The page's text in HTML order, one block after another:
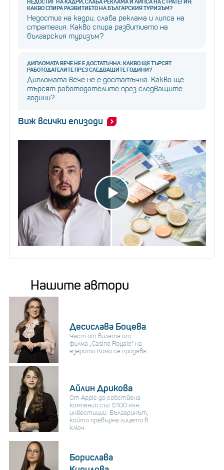
НЕДОСТИГ НА КАДРИ, СЛАБА РЕКЛАМА И ЛИПСА НА СТРАТЕГИЯ:
КАКВО СПИРА РАЗВИТИЕТО НА БЪЛГАРСКИЯ ТУРИЗЪМ?
Недостиг на кадри, слаба реклама и липса на
стратегия: Какво спира развитието на
българския туризъм?
ДИПЛОМАТА ВЕЧЕ НЕ Е ДОСТАТЪЧНА: КАКВО ЩЕ ТЪРСЯТ
РАБОТОДАТЕЛИТЕ ПРЕЗ СЛЕДВАЩИТЕ ГОДИНИ?
Дипломата вече не е достатъчна: Какво ще
търсят работодателите през следващите
години?
Виж всички епизоди
Нашите автори
Десислава Боцева
Част от вилата от
филма „Casino Royale“ на
езерото Комо се продава
Айлин Дрикова
От Apple до собствена
компания със $100 млн.
инвестиции: Българинът,
който превърна лицето в
ключ
Борислава